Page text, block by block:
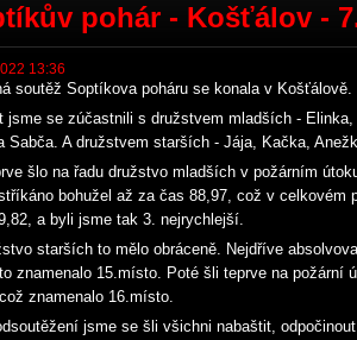
pohár - Košťálov -
13:36
soutěž Soptíkova poháru se konala v
se zúčastnili s družstvem mladších -
Sabča. A družstvem starších - Jája, Kačka,
šlo na řadu družstvo mladších v požárním
bohužel až za čas 88,97, což v
a byli jsme tak 3. nejrychlejší.
starších to mělo obráceně. Nejdříve
znamenalo 15.místo. Poté šli teprve na požární
znamenalo 16.místo.
jsme se šli všichni nabaštit,